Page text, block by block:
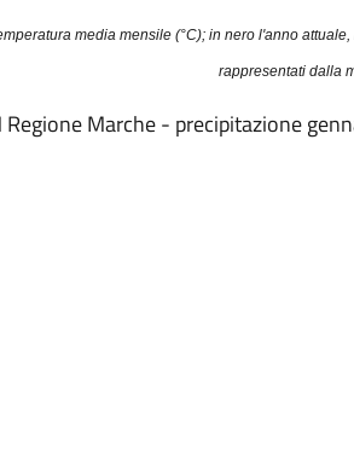
media mensile (°C); in nero l'anno
rappresentati dalla